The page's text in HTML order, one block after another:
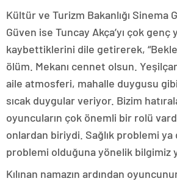
Kültür ve Turizm Bakanlığı Sinema
Güven ise Tuncay Akça’yı çok genç
kaybettiklerini dile getirerek,
ölüm. Mekanı cennet olsun.
aile atmosferi, mahalle duygusu
sıcak duygular veriyor. Bizim
oyuncuların çok önemli bir rolü
onlardan biriydi. Sağlık problemi
problemi olduğuna yönelik bilgimiz
Kılınan namazın ardından